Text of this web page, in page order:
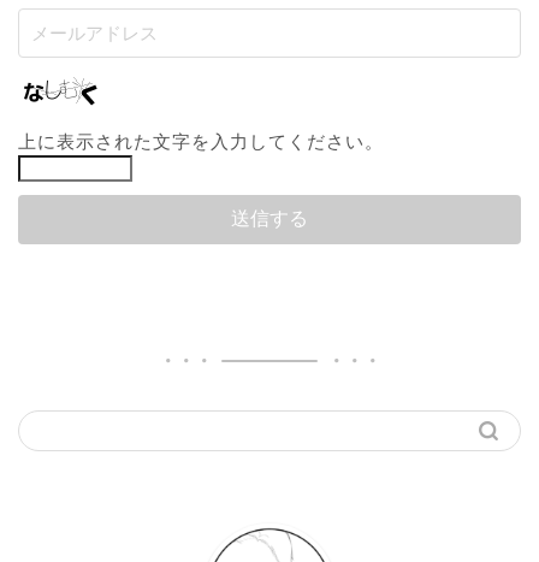
上に表示された文字を入力してください。